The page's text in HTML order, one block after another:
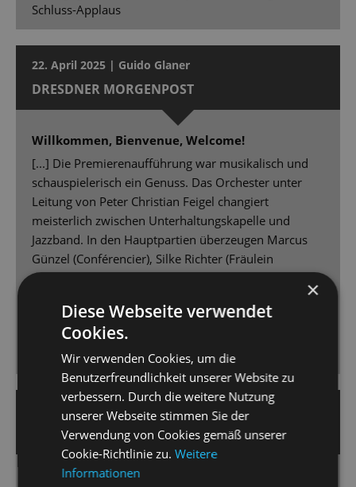
Schluss-Applaus
22. April 2025 | Guido Glaner
DRESDNER MORGENPOST
Willkommen, Bienvenue, Welcome!
[...] Die Premierenaufführung war musikalisch und
schauspielerisch ein Genuss. Das Orchester unter
Leitung von Peter Christian Feigel changiert
meisterlich zwischen Unterhaltungskapelle und
Jazzband. In den Hauptpartien überzeugen Marcus
Günzel (Conférencier), Silke Richter (Fräulein
Schneider), Bryan Rothfuss (Herr Schultz), Gero
Wendorff (Ernst Ludwig), Kaya Löwe (Fräulein Kost),
Adrian Djokic (Clifford) und - vorneweg - Aswintha
Vermeulen als Sally mit hingebungsvoller, erdiger
Nachtclub-Röhre. Bravo!
19. April 2025 | Nicole Czerwinka
DRESDNER NEUESTE NACHRICHTEN
×
Diese Webseite verwendet
Cookies.
Wir verwenden Cookies, um die
Benutzerfreundlichkeit unserer Website zu
verbessern. Durch die weitere Nutzung
unserer Webseite stimmen Sie der
Verwendung von Cookies gemäß unserer
Cookie-Richtlinie zu.Weitere
Informationen